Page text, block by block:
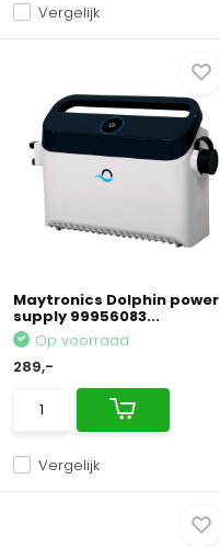
Vergelijk
Maytronics Dolphin power
supply 99956083...
Vergelijk
Op voorraad
289,-